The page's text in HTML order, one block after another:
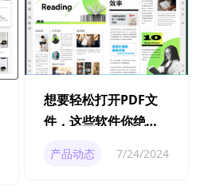
想要轻松打开PDF文
件，这些软件你绝不
产品动态 7/24/2024